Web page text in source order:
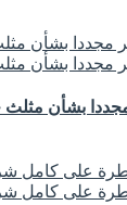
بشأن مثلث